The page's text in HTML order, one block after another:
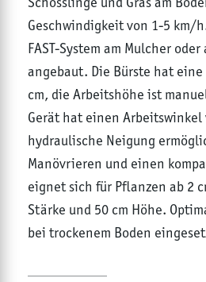
Geschwindigkeit von 1-5 km/
FAST-System am Mulcher oder
angebaut. Die Bürste hat
cm, die Arbeitshöhe ist
Gerät hat einen Arbeitswinkel
hydraulische Neigung
Manövrieren und einen
eignet sich für Pflanzen ab 2
Stärke und 50 cm Höhe.
bei trockenem Boden